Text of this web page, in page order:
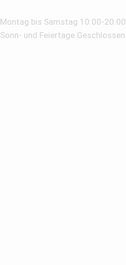
Montag bis Samstag 10:00-20:00
Sonn- und Feiertage Geschlossen